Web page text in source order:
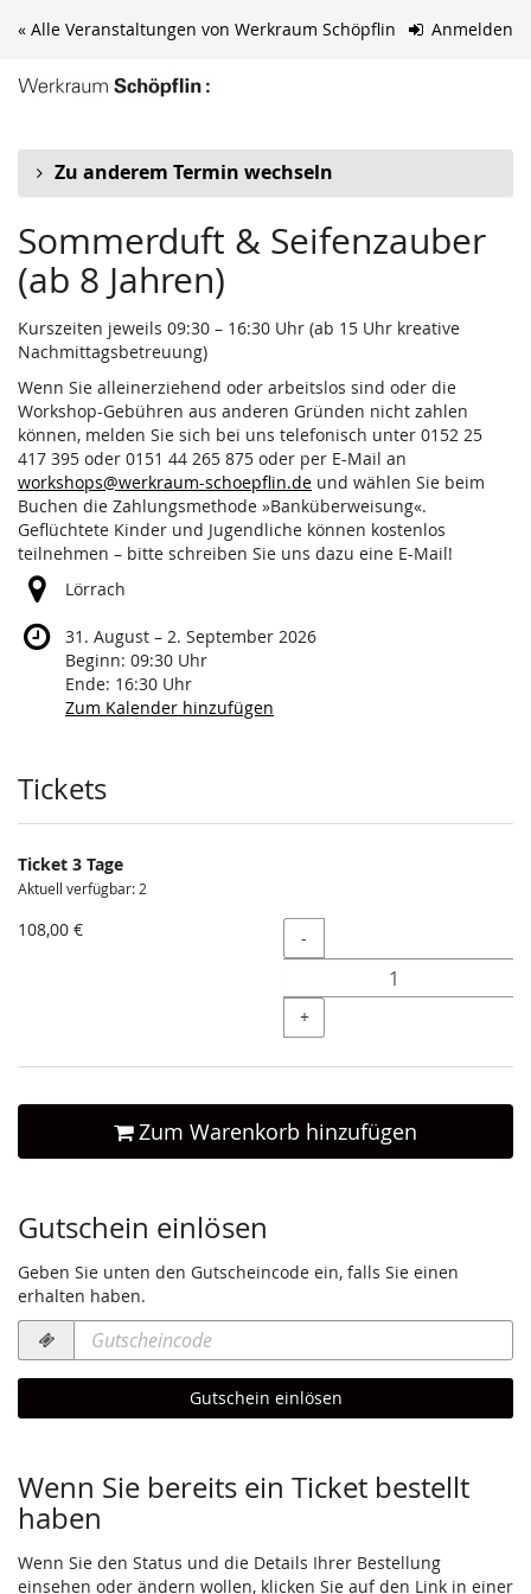
Zum
springen
Anmelden
« Alle Veranstaltungen von Werkraum Schöpflin
Zu anderem Termin wechseln
Sommerduft & Seifenzauber
(ab 8 Jahren)
Kurszeiten jeweils 09:30 – 16:30 Uhr (ab 15 Uhr kreative
Nachmittagsbetreuung)
Wenn Sie alleinerziehend oder arbeitslos sind oder die
Workshop-Gebühren aus anderen Gründen nicht zahlen
können, melden Sie sich bei uns telefonisch unter 0152 25
417 395 oder 0151 44 265 875 oder per E-Mail an
workshops@werkraum-schoepflin.de und wählen Sie beim
Buchen die Zahlungsmethode »Banküberweisung«.
Geflüchtete Kinder und Jugendliche können kostenlos
teilnehmen – bitte schreiben Sie uns dazu eine E-Mail!
Lörrach
31. August –bis
2. September 2026
Beginn: 09:30 Uhr
Ende: 16:30 Uhr
Zum Kalender hinzufügen
Produkte
Tickets
Ticket 3 Tage
Aktuell verfügbar: 2
108,00 € Menge
-
+
Zum Warenkorb hinzufügen
Gutschein einlösen
Geben Sie unten den Gutscheincode ein, falls Sie einen
erhalten haben.
Gutscheincode
erforderlich
Gutschein einlösen
Wenn Sie bereits ein Ticket bestellt
haben
Wenn Sie den Status und die Details Ihrer Bestellung
einsehen oder ändern wollen, klicken Sie auf den Link in einer